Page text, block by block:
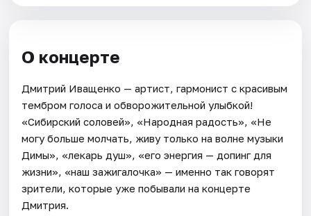
О концерте
Дмитрий Иващенко — артист, гармонист с красивым
тембром голоса и обворожительной улыбкой!
«Сибирский соловей», «Народная радость», «Не
могу больше молчать, живу только на волне музыки
Димы», «лекарь душ», «его энергия — допинг для
жизни», «наш зажигалочка» — именно так говорят
зрители, которые уже побывали на концерте
Дмитрия.